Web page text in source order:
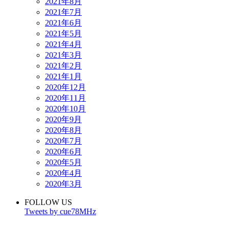
2021年7月
2021年6月
2021年5月
2021年4月
2021年3月
2021年2月
2021年1月
2020年12月
2020年11月
2020年10月
2020年9月
2020年8月
2020年7月
2020年6月
2020年5月
2020年4月
2020年3月
FOLLOW US
Tweets by cue78MHz